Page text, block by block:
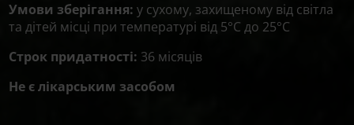
Умови зберігання:у сухому, захищеному від світла
та дітей місці при температурі від 5°С до 25°С
Строк придатності: 36 місяців
Не є лікарським засобом